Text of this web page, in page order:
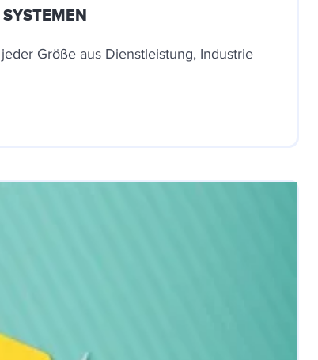
Größe aus Dienstleistung, Industrie